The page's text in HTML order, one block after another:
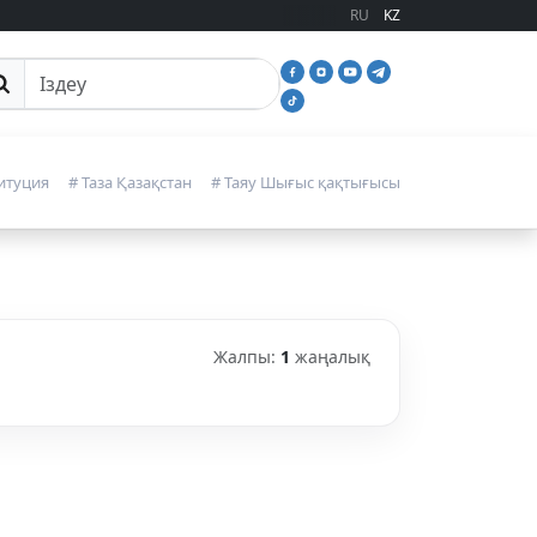
RU KZ
іздеу
# Таза Қазақстан # Таяу Шығыс қақтығысы
Жалпы: 1 жаңалық